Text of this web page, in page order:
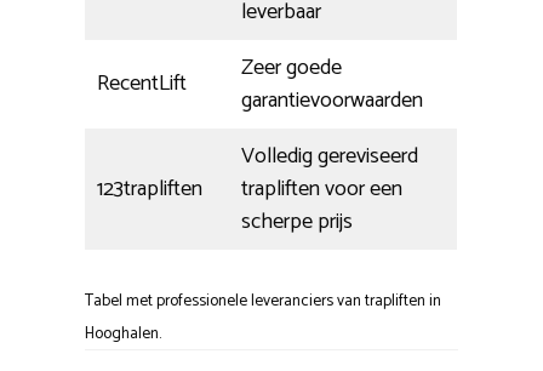
leverbaar
RecentLift
Zeer goede
garantievoorwaarden
123trapliften
Volledig gereviseerd
trapliften voor een
scherpe prijs
Tabel met professionele leveranciers van trapliften in
Hooghalen.